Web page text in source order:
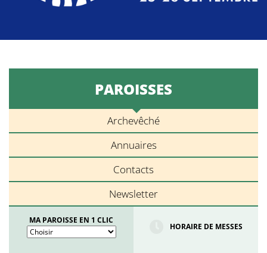
PAROISSES
Archevêché
Annuaires
Contacts
Newsletter
MA PAROISSE EN 1 CLIC
HORAIRE DE MESSES